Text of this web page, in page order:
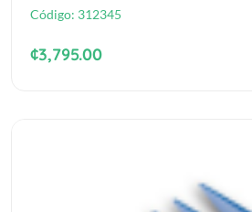
Código: 312345
¢3,795.00